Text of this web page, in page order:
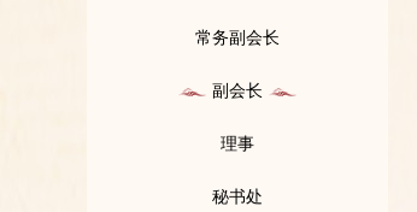
常务副会长
副会长
理事
秘书处